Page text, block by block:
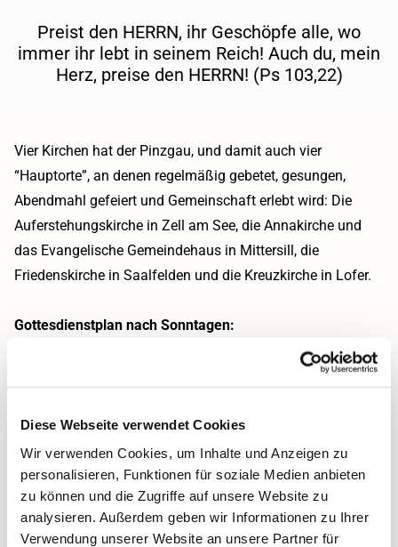
Diese Webseite verwendet Cookies
Wir verwenden Cookies, um Inhalte und Anzeigen zu
personalisieren, Funktionen für soziale Medien anbieten
zu können und die Zugriffe auf unsere Website zu
analysieren. Außerdem geben wir Informationen zu Ihrer
Verwendung unserer Website an unsere Partner für
Preist den HERRN, ihr Geschöpfe alle, wo
immer ihr lebt in seinem Reich! Auch du, mein
Herz, preise den HERRN! (Ps 103,22)
Vier Kirchen hat der Pinzgau, und damit auch vier
“Hauptorte”, an denen regelmäßig gebetet, gesungen,
Abendmahl gefeiert und Gemeinschaft erlebt wird: Die
Auferstehungskirche in Zell am See, die Annakirche und
das Evangelische Gemeindehaus in Mittersill, die
Friedenskirche in Saalfelden und die Kreuzkirche in Lofer.
Gottesdienstplan nach Sonntagen:
Mittersill (10 Uhr), Lofer (09 Uhr), Saalfelden (10:30 Uhr)
2.und 4. Sonntag im Monat
Zell am See (10 Uhr)
Am 4. So mit Feier des Heiligen Abendmahls
Gottesdienstplan nach Orten (alphabetisch):